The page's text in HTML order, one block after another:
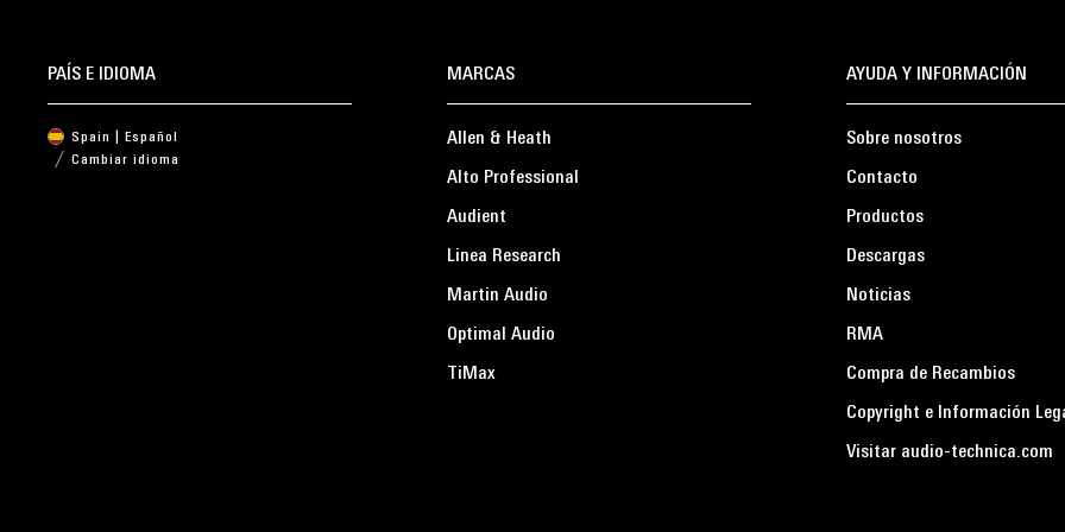
MARCAS
Allen & Heath
Alto Professional
Audient
Linea Research
Martin Audio
Optimal Audio
TiMax
AYUDA Y INFORMACIÓN
Sobre nosotros
Contacto
Productos
Descargas
Noticias
RMA
Compra de Recambios
Copyright e Información
Visitar audio-technica.com
PAÍS E IDIOMA
Spain | Español
Cambiar idioma